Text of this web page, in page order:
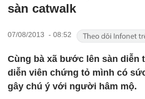
sàn catwalk
07/08/2013 - 08:52
Cùng bà xã bước lên sàn diễn
diễn viên chứng tỏ mình có
gây chú ý với người hâm mộ.